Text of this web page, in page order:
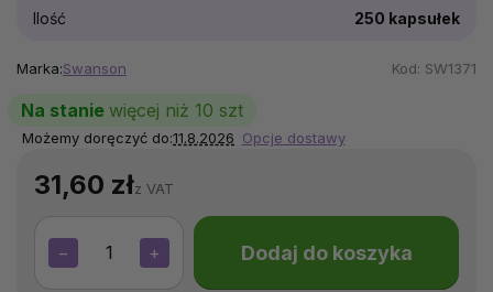
31,60 złz VAT
+
− Dodaj do koszyka
Marka:Swanson Kod: SW1371
Ilość 250 kapsułek
Na stanie więcej niż 10 szt
Możemy doręczyć do:11.8.2026 Opcje dostawy